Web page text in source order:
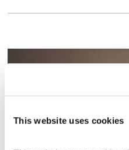
This website uses cookies